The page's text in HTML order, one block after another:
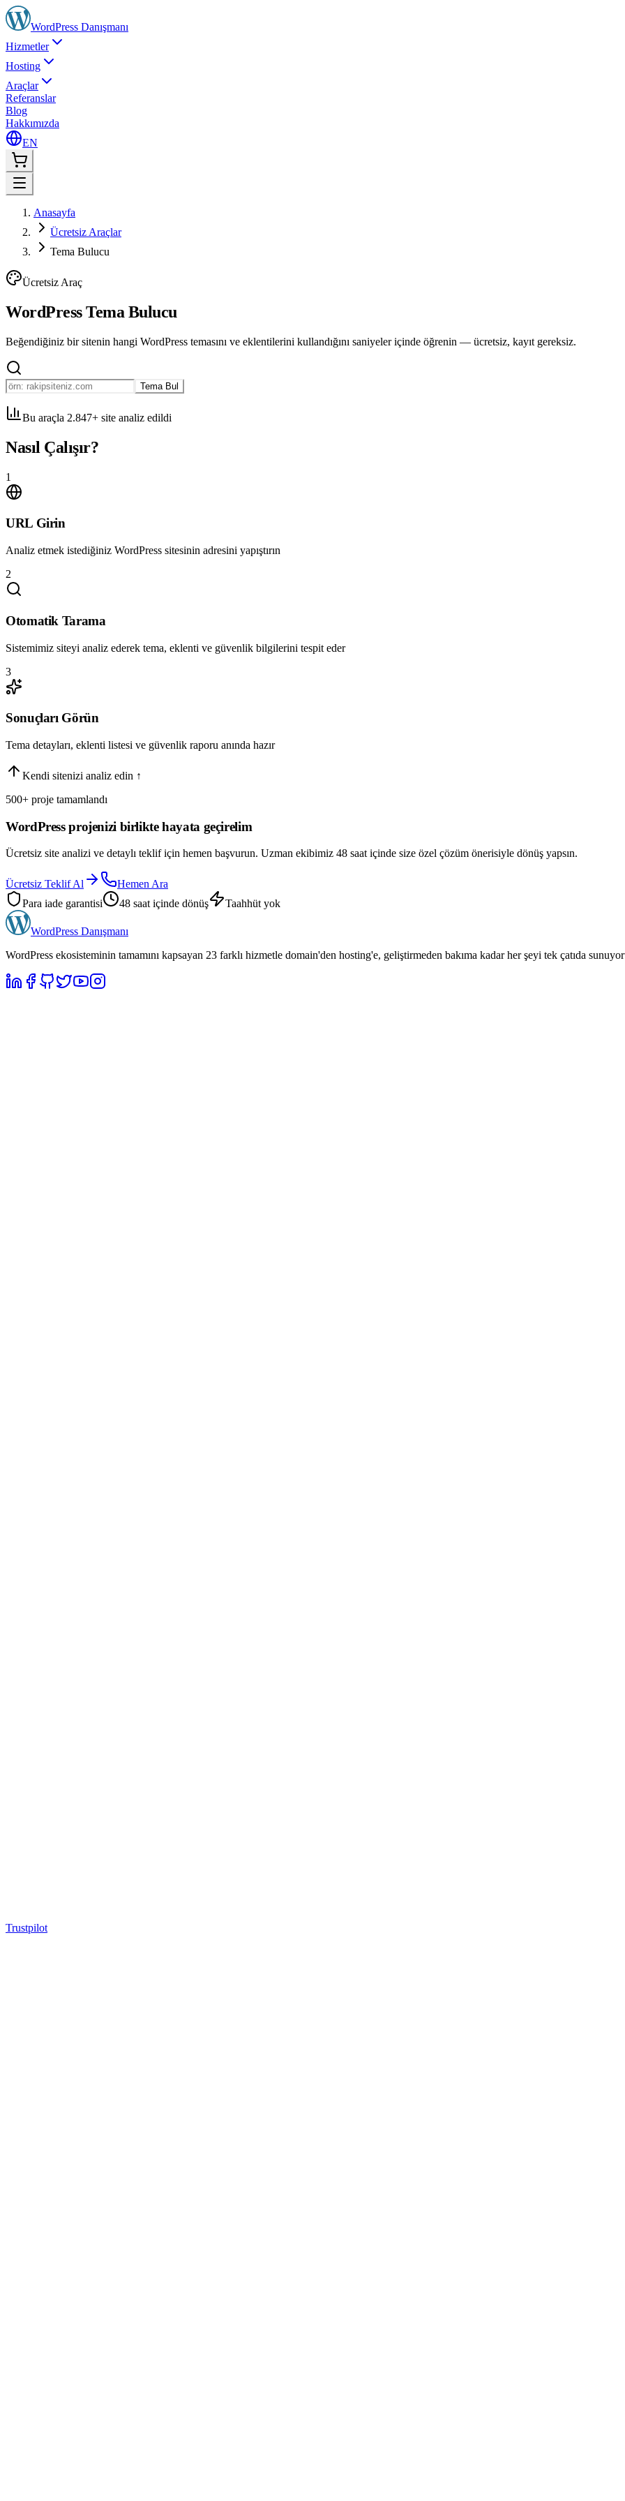
WordPress Danışmanı
Hizmetler
Hosting
Araçlar
Referanslar
Blog
Hakkımızda
EN
Anasayfa
Ücretsiz Araçlar
Tema Bulucu
Ücretsiz Araç
WordPress Tema Bulucu
Beğendiğiniz bir sitenin hangi WordPress temasını ve eklentilerini kullandığını saniyeler içinde öğrenin — ücretsiz, kayıt gereksiz.
Tema Bul
Bu araçla 2.847+ site analiz edildi
Nasıl Çalışır?
1
URL Girin
Analiz etmek istediğiniz WordPress sitesinin adresini yapıştırın
2
Otomatik Tarama
Sistemimiz siteyi analiz ederek tema, eklenti ve güvenlik bilgilerini tespit eder
3
Sonuçları Görün
Tema detayları, eklenti listesi ve güvenlik raporu anında hazır
Kendi sitenizi analiz edin ↑
500+ proje tamamlandı
WordPress projenizi birlikte hayata geçirelim
Ücretsiz site analizi ve detaylı teklif için hemen başvurun. Uzman ekibimiz 48 saat içinde size özel çözüm önerisiyle dönüş yapsın.
Ücretsiz Teklif Al
Hemen Ara
Para iade garantisi
48 saat içinde dönüş Taahhüt yok
WordPress Danışmanı
WordPress ekosisteminin tamamını kapsayan 23 farklı hizmetle domain'den hosting'e, geliştirmeden bakıma kadar her şeyi tek çatıda
Trustpilot